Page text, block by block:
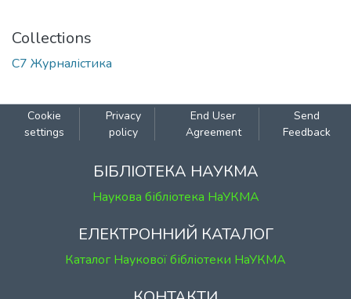
Collections
С7 Журналістика
Cookie
settings
Privacy
policy
End User
Agreement
Send
Feedback
БІБЛІОТЕКА НАУКМА
Наукова бібліотека НаУКМА
ЕЛЕКТРОННИЙ КАТАЛОГ
Каталог Наукової бібліотеки НаУКМА